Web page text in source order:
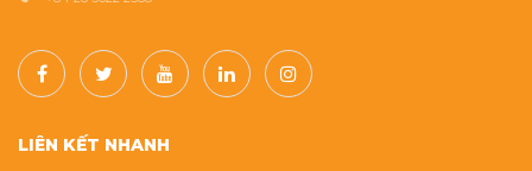
LIÊN KẾT NHANH